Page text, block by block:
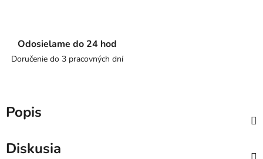
Odosielame do 24 hod
Doručenie do 3 pracovných dní
Popis
Diskusia